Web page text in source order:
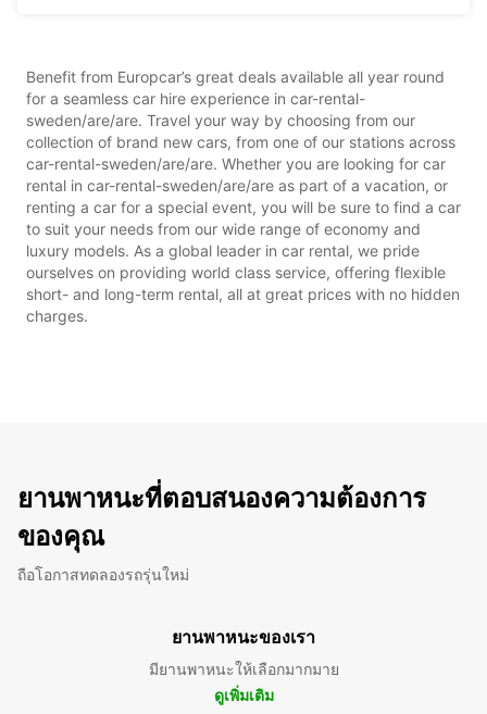
Benefit from Europcar’s great deals available all year round
for a seamless car hire experience in car-rental-
sweden/are/are. Travel your way by choosing from our
collection of brand new cars, from one of our stations across
car-rental-sweden/are/are. Whether you are looking for car
rental in car-rental-sweden/are/are as part of a vacation, or
renting a car for a special event, you will be sure to find a car
to suit your needs from our wide range of economy and
luxury models. As a global leader in car rental, we pride
ourselves on providing world class service, offering flexible
short- and long-term rental, all at great prices with no hidden
charges.
ยานพาหนะที่ตอบสนองความต้องการ
ของคุณ
ถือโอกาสทดลองรถรุ่นใหม่
ยานพาหนะของเรา
มียานพาหนะให้เลือกมากมาย
ดูเพิ่มเติม